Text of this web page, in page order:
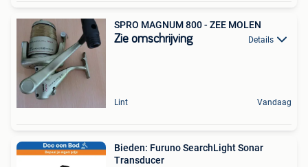
SPRO MAGNUM 800 - ZEE MOLEN
Zie omschrijving Details
Lint Vandaag
Bieden: Furuno SearchLight Sonar
Transducer